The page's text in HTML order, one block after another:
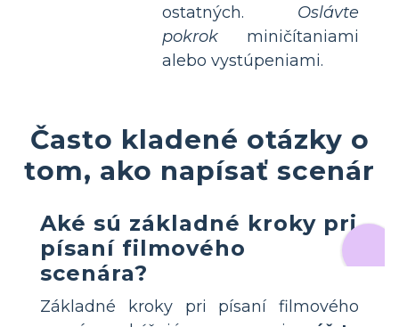
ostatných. Oslávte
pokrok miničítaniami
alebo vystúpeniami.
Často kladené otázky o
tom, ako napísať scenár
Aké sú základné kroky pri
písaní filmového
scenára?
Základné kroky pri písaní filmového